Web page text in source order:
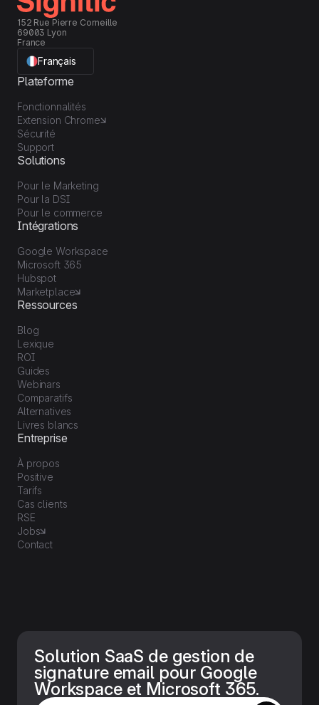
152 Rue Pierre Corneille
69003 Lyon
France
Français
Plateforme
Fonctionnalités
Extension Chrome
Sécurité
Support
Solutions
Pour le Marketing
Pour la DSI
Pour le commerce
Intégrations
Google Workspace
Microsoft 365
Hubspot
Marketplace
Ressources
Blog
Lexique
ROI
Guides
Webinars
Comparatifs
Alternatives
Livres blancs
Entreprise
À propos
Positive
Tarifs
Cas clients
RSE
Jobs
Contact
Solution SaaS de gestion de
signature email pour Google
Workspace et Microsoft 365.